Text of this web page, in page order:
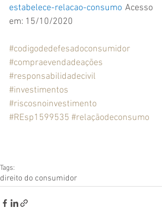
estabelece-relacao-consumo Acesso
em: 15/10/2020
#codigodedefesadoconsumidor
#compraevendadeações
#responsabilidadecivil
#investimentos
#riscosnoinvestimento
#REsp1599535 #relaçãodeconsumo
Tags:
direito do consumidor